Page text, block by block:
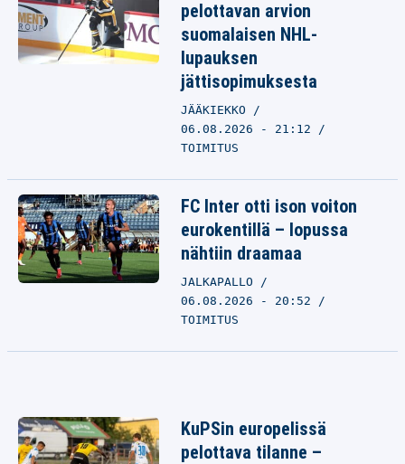
pelottavan arvion
suomalaisen NHL-
lupauksen
jättisopimuksesta
JÄÄKIEKKO
06.08.2026 - 21:12
TOIMITUS
FC Inter otti ison voiton
eurokentillä – lopussa
nähtiin draamaa
JALKAPALLO
06.08.2026 - 20:52
TOIMITUS
KuPSin europelissä
pelottava tilanne –